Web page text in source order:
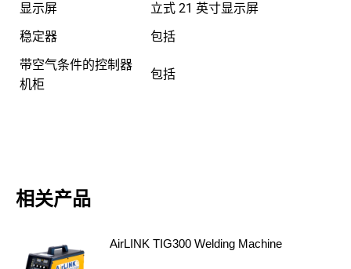
显示屏
立式 21 英寸显示屏
稳定器
包括
带空气条件的控制器
机柜
包括
相关产品
AirLINK TIG300 Welding Machine